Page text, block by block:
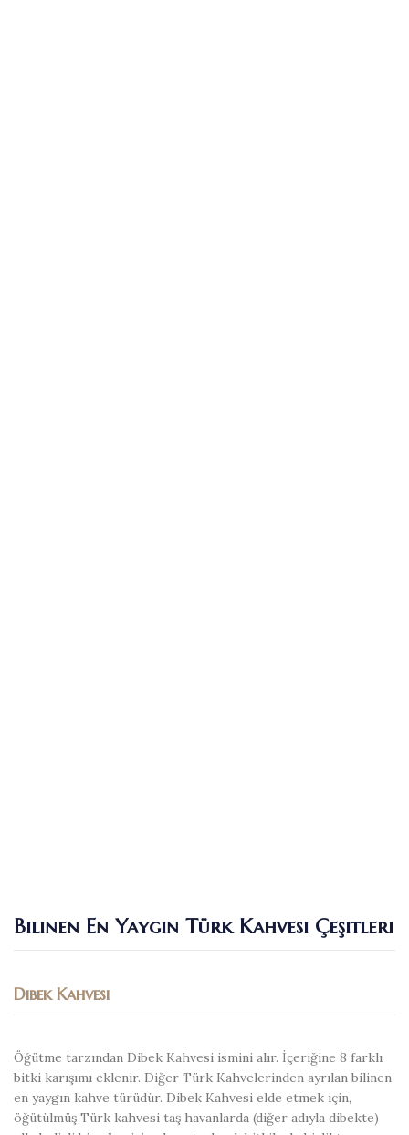
Bilinen En Yaygın Türk Kahvesi Çeşitleri
Dibek Kahvesi
Öğütme tarzından Dibek Kahvesi ismini alır. İçeriğine 8 farklı
bitki karışımı eklenir. Diğer Türk Kahvelerinden ayrılan bilinen
en yaygın kahve türüdür. Dibek Kahvesi elde etmek için,
öğütülmüş Türk kahvesi taş havanlarda (diğer adıyla dibekte)